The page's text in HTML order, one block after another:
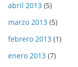
abril 2013 (5)
marzo 2013 (5)
febrero 2013 (1)
enero 2013 (7)